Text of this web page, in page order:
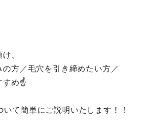
、
方／毛穴を引き締めたい方／
すめ☝
て簡単にご説明いたします！！